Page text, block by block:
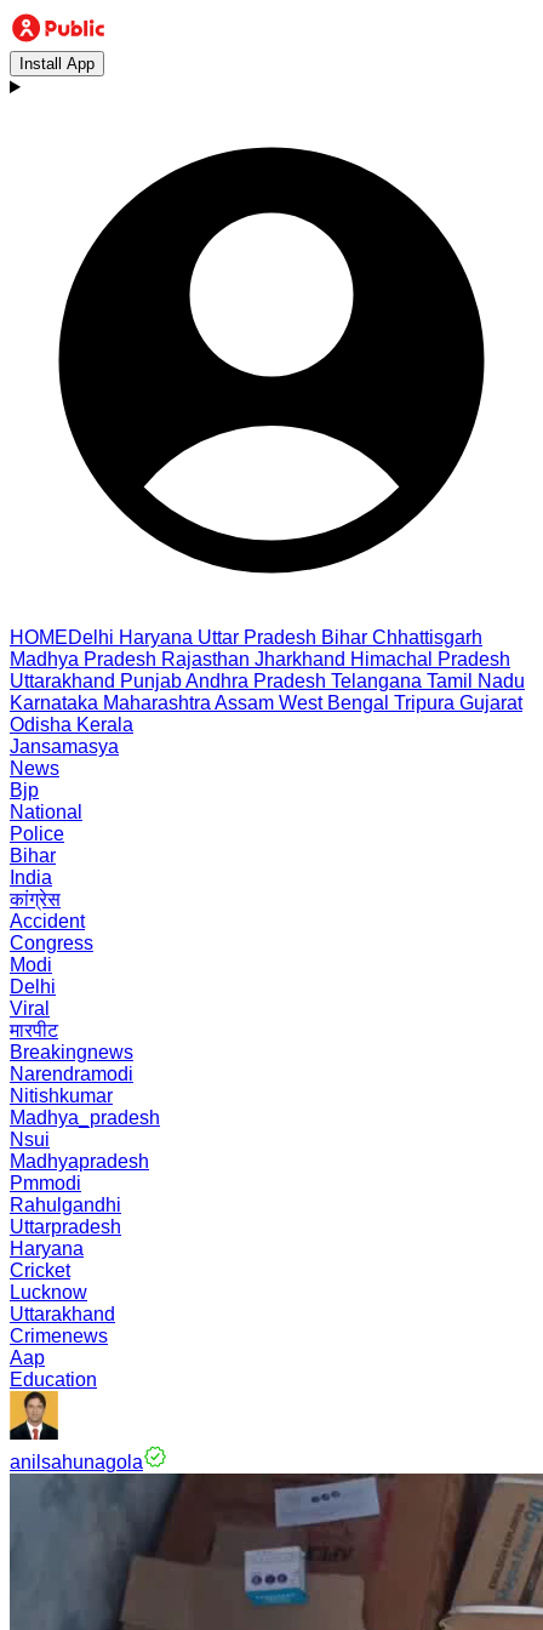
Install App
HOMEDelhi Haryana Uttar Pradesh Bihar Chhattisgarh
Madhya Pradesh Rajasthan Jharkhand Himachal Pradesh
Uttarakhand PunjabAndhra Pradesh Telangana Tamil Nadu
Karnataka Maharashtra Assam West Bengal Tripura Gujarat
Odisha Kerala
Jansamasya
News
Bjp
National
Police
Bihar
India
कांग्रेस
Accident
Congress
Modi
Delhi
Viral
मारपीट
Breakingnews
Narendramodi
Nitishkumar
Madhya_pradesh
Nsui
Madhyapradesh
Pmmodi
Rahulgandhi
Uttarpradesh
Haryana
Cricket
Lucknow
Uttarakhand
Crimenews
Aap
Education
anilsahunagola